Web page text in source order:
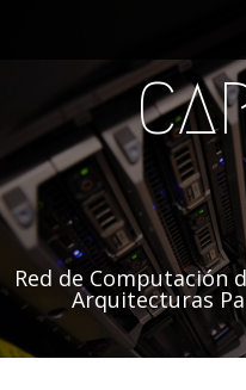
i
n
a
l
c
n
Red de Computación
Arquitecturas